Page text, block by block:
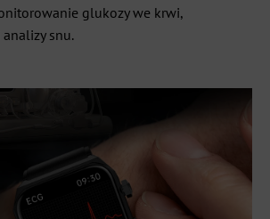
glukozy we krwi,
snu.